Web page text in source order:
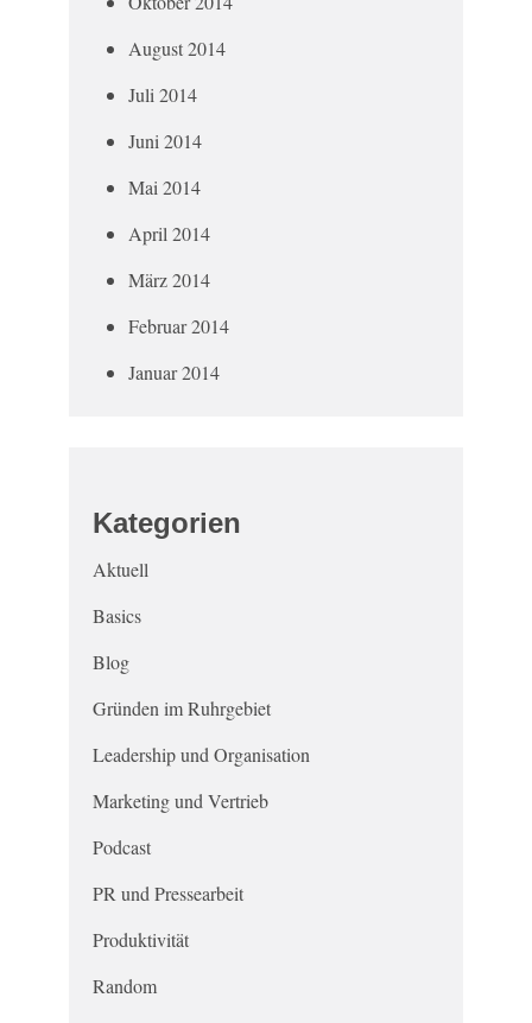
August 2014
Juli 2014
Juni 2014
Mai 2014
April 2014
März 2014
Februar 2014
Januar 2014
Kategorien
Aktuell
Basics
Blog
Gründen im Ruhrgebiet
Leadership und Organisation
Marketing und Vertrieb
Podcast
PR und Pressearbeit
Produktivität
Random